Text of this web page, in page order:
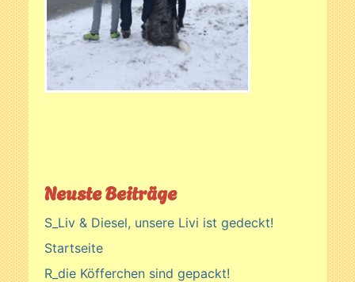
Neuste Beiträge
S_Liv & Diesel, unsere Livi ist gedeckt!
Startseite
R_die Köfferchen sind gepackt!